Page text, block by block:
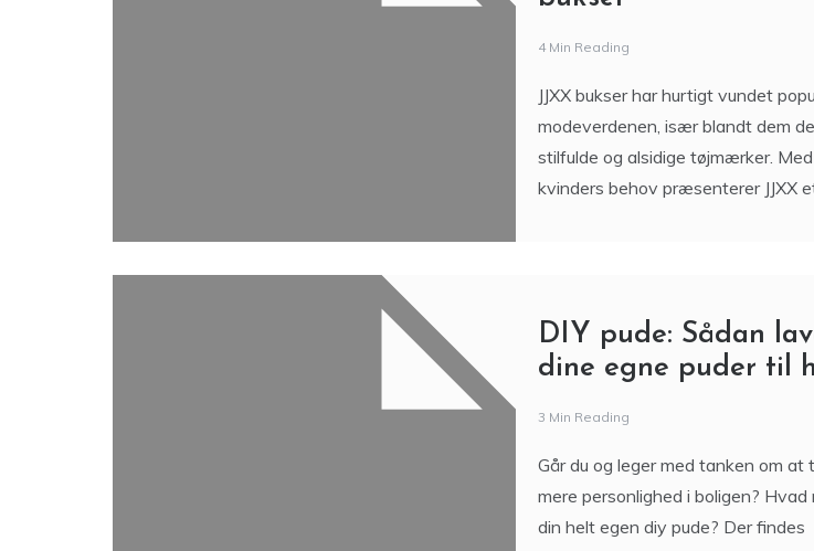
4 Min Reading
JJXX bukser har hurtigt vundet
modeverdenen, især blandt dem
stilfulde og alsidige tøjmærker.
kvinders behov præsenterer JJXX
DIY pude: Sådan
dine egne puder til
3 Min Reading
Går du og leger med tanken om at
mere personlighed i boligen? Hvad
din helt egen diy pude? Der findes